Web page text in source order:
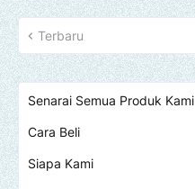
Terbaru
Senarai Semua Produk Kami
Cara Beli
Siapa Kami